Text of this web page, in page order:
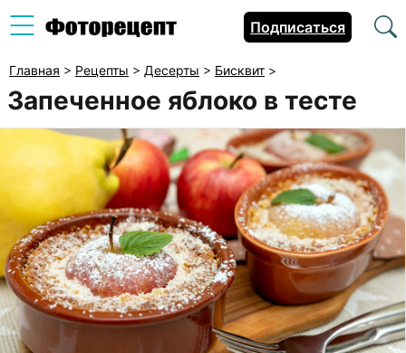
Подписаться
Главная > Рецепты > Десерты > Бисквит >
Запеченное яблоко в тесте